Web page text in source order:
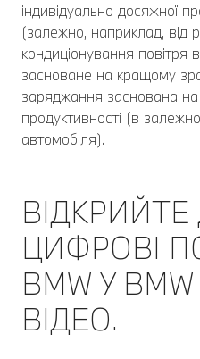
індивідуально досяжної
(залежно, наприклад, від
кондиціонування повітря
засноване на кращому
заряджання заснована
продуктивності (в
автомобіля).
ЦИФРОВІ
BMW У
ВІДЕО.